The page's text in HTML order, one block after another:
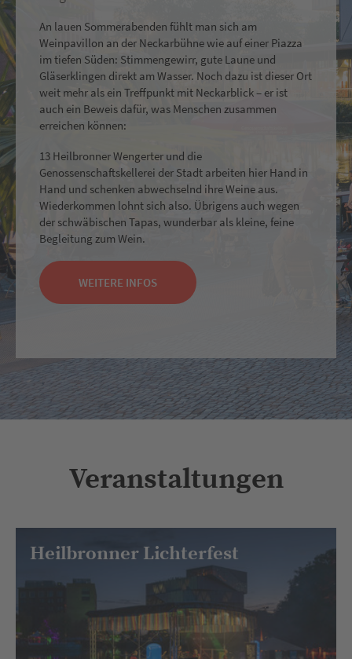
An lauen Sommerabenden fühlt man sich am
Weinpavillon an der Neckarbühne wie auf einer Piazza
im tiefen Süden: Stimmengewirr, gute Laune und
Gläserklingen direkt am Wasser. Noch dazu ist dieser Ort
weit mehr als ein Treffpunkt mit Neckarblick – er ist
auch ein Beweis dafür, was Menschen zusammen
erreichen können:
13 Heilbronner Wengerter und die
Genossenschaftskellerei der Stadt arbeiten hier Hand in
Hand und schenken abwechselnd ihre Weine aus.
Wiederkommen lohnt sich also. Übrigens auch wegen
der schwäbischen Tapas, wunderbar als kleine, feine
Begleitung zum Wein.
WEITERE INFOS
Veranstaltungen
Heilbronner Lichterfest